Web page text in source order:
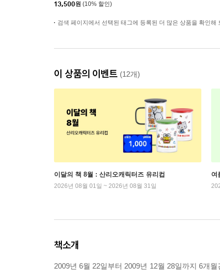
13,500원 (10% 할인)
검색 페이지에서 선택된 태그에 등록된 더 많은 상품을 확인해
이 상품의 이벤트 (12개)
이달의 책 8월 : 산리오캐릭터즈 유리컵
2026년 08월 01일 ~ 2026년 08월 31일
여
책소개
2009년 6월 22일부터 2009년 12월 28일까지 6개